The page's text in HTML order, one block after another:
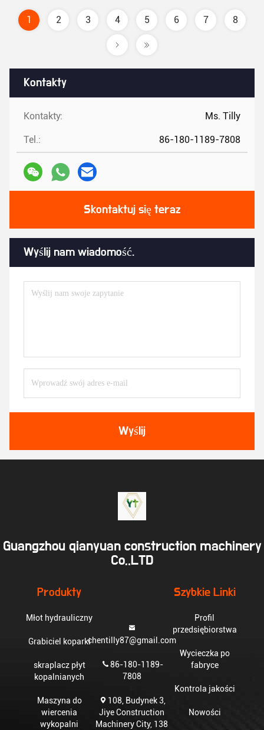
Kontakty
Kontakty: Ms. Tilly
Tel.: 86-180-1189-7808
Skontaktuj się teraz
Wyślij nam wiadomość.
Wyślij
1 2 3 4 5 6 7 8
Guangzhou qianyuan construction machinery
Co,.LTD
Produkty
Młot hydrauliczny
Grabiciel koparki
skraplacz płyt
kopalnianych
Maszyna do
wiercenia
wykopalni
chentilly87@gmail.com
86-180-1189-
7808
108, Budynek 3,
Jiye Construction
Machinery City, 138
Szybkie Linki
Profil
przedsiębiorstwa
Wycieczka po
fabryce
Kontrola jakości
Nowości